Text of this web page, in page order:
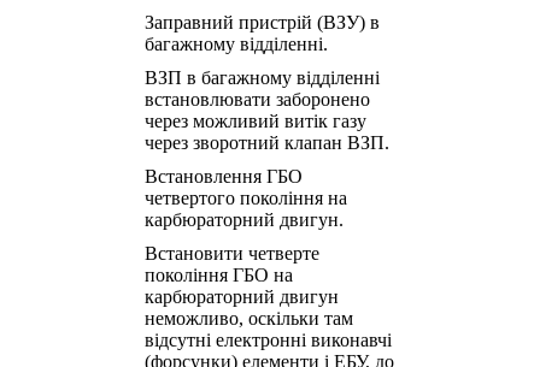
Заправний пристрій (ВЗУ) в
багажному відділенні.
ВЗП в багажному відділенні
встановлювати заборонено
через можливий витік газу
через зворотний клапан ВЗП.
Встановлення ГБО
четвертого покоління на
карбюраторний двигун.
Встановити четверте
покоління ГБО на
карбюраторний двигун
неможливо, оскільки там
відсутні електронні виконавчі
(форсунки) елементи і ЕБУ, до